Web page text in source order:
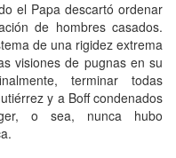
el Papa descartó ordenar
de hombres casados.
de una rigidez extrema
visiones de pugnas en su
terminar todas
y a Boff condenados
o sea, nunca hubo